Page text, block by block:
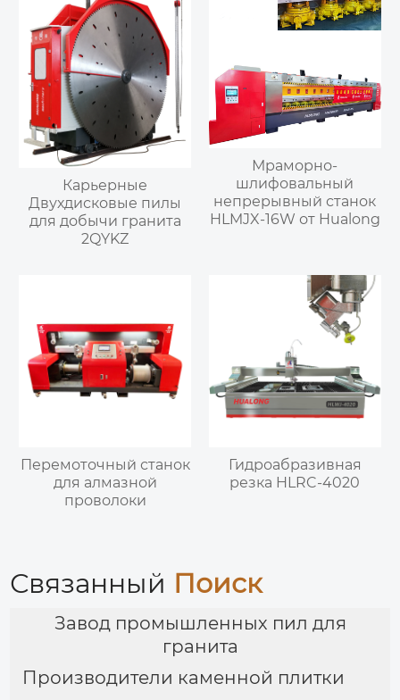
Карьерные
Двухдисковые пилы
для добычи гранита
2QYKZ
Мраморно-
шлифовальный
непрерывный станок
HLMJX-16W от Hualong
Перемоточный станок
для алмазной
проволоки
Гидроабразивная
резка HLRC-4020
Связанный Поиск
Завод промышленных пил для
гранита
Производители каменной плитки